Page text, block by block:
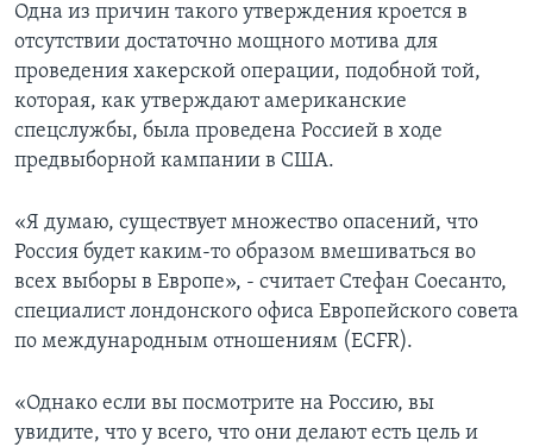
Одна из причин такого утверждения кроется в
отсутствии достаточно мощного мотива для
проведения хакерской операции, подобной той,
которая, как утверждают американские
спецслужбы, была проведена Россией в ходе
предвыборной кампании в США.
«Я думаю, существует множество опасений, что
Россия будет каким-то образом вмешиваться во
всех выборы в Европе», - считает Стефан Соесанто,
специалист лондонского офиса Европейского совета
по международным отношениям (ECFR).
«Однако если вы посмотрите на Россию, вы
увидите, что у всего, что они делают есть цель и